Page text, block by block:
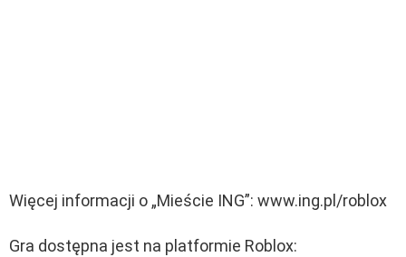
Więcej informacji o „Mieście ING”: www.ing.pl/roblox
Gra dostępna jest na platformie Roblox: